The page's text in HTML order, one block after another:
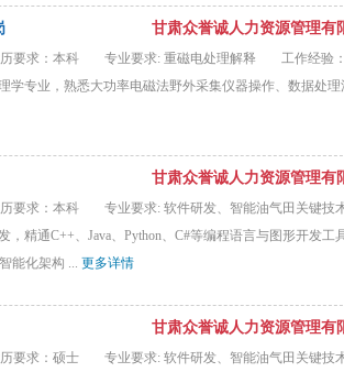
甘肃众誉诚人力资源管理有
要求：本科 专业要求: 重磁电处理解释
工作经验
学专业，熟悉大功率电磁法野外采集仪器操作、数据处
甘肃众誉诚人力资源管理有
要求：本科 专业要求: 软件研发、智能油气田关键技
，精通C++、Java、Python、C#等编程语言与图形开发
能化架构 ... 更多详情
甘肃众誉诚人力资源管理有
要求：硕士 专业要求: 软件研发、智能油气田关键技